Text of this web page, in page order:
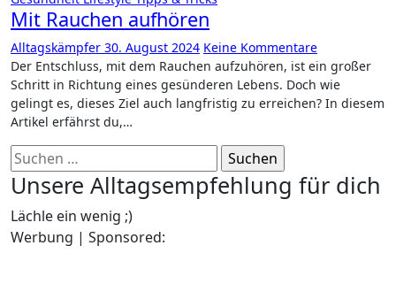
Mit Rauchen aufhören
Alltagskämpfer 30. August 2024 Keine Kommentare
Der Entschluss, mit dem Rauchen aufzuhören, ist ein großer
Schritt in Richtung eines gesünderen Lebens. Doch wie
gelingt es, dieses Ziel auch langfristig zu erreichen? In diesem
Artikel erfährst du,…
Suchen
nach:
Unsere Alltagsempfehlung für dich
Lächle ein wenig ;)
Werbung | Sponsored: